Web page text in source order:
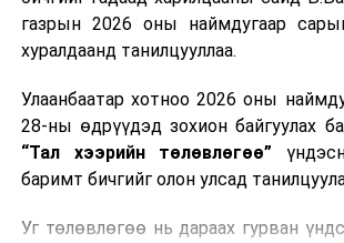
Мөн газрын тосны бүтээгдэхүүн,
шуурхай нэвтрүүлэх, тээвэрлэх,
вагонцистерний ашиглалтын
хөнгөвчлөх, шаардлага
хүсэлтийг түргэн
нийлүүлэлтийн тогтвортой
холбогдох сайд нарт үүрэг болголоо.
газрын 2026 оны наймдугаар
хуралдаанд танилцууллаа.
Улаанбаатар хотноо 2026 оны
28-ны өдрүүдэд зохион байгуулах
“Тал хээрийн төлөвлөгөө”
баримт бичгийг олон улсад
Уг төлөвлөгөө нь дараах гурван